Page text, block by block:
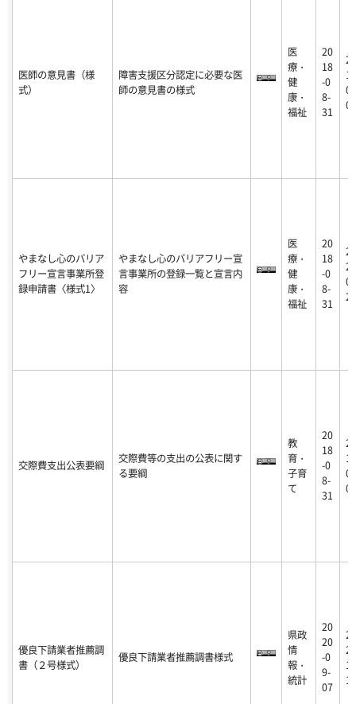
医師の意見書（様
式）
障害支援区分認定に必要な医
師の意見書の様式
医
療・
健
康・
福祉
20
18
-0
8-
31
20
01
やまなし心のバリア
フリー宣言事業所登
録申請書〈様式1〉
やまなし心のバリアフリー宣
言事業所の登録一覧と宣言内
容
医
療・
健
康・
福祉
20
18
-0
8-
31
20
28
交際費支出公表要綱
交際費等の支出の公表に関す
る要綱
教
育・
子育
て
20
18
-0
8-
31
20
04
優良下請業者推薦調
書（２号様式）
優良下請業者推薦調書様式
県政
情
報・
統計
20
20
-0
9-
07
20
14